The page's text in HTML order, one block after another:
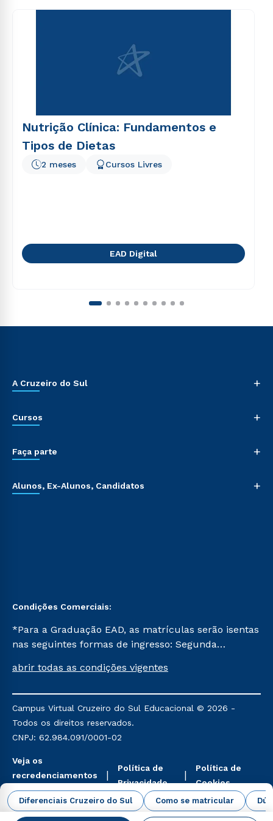
Diferenciais Cruzeiro do Sul Como se matricular
consequuntur magni dolores eos qui ratione
Nutrição Clínica: Fundamentos e
Tipos de Dietas
2 meses Cursos Livres
EAD Digital
A Cruzeiro do Sul +
Cursos +
Faça parte +
Alunos, Ex-Alunos, Candidatos +
Condições Comerciais:
*Para a Graduação EAD, as matrículas serão isentas
nas seguintes formas de ingresso: Segunda
Já para as demais, a taxa de matrícula será de R$
mencionadas são referentes aos cursos: Ensino
Religioso, Geografia para a Docência e Metodologia
do Ensino de História: Questões Atuais.
abrir todas as condições vigentes
Campus Virtual Cruzeiro do Sul Educacional © 2026 -
Todos os direitos reservados.
CNPJ: 62.984.091/0001-02
Veja os
recredenciamentos
aqui
Política de
Privacidade
Política de
Cookies